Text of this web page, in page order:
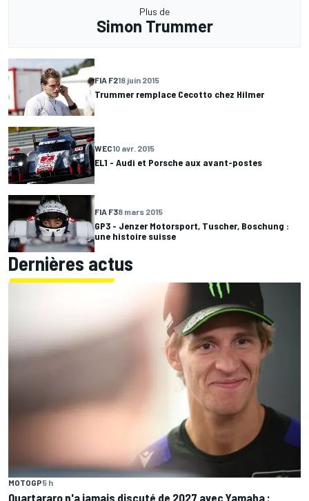
Plus de
Simon Trummer
FIA F218 juin 2015
Trummer remplace Cecotto chez Hilmer
WEC10 avr. 2015
EL1 - Audi et Porsche aux avant-postes
FIA F38 mars 2015
GP3 - Jenzer Motorsport, Tuscher, Boschung :
une histoire suisse
Dernières actus
MOTOGP5 h
Quartararo n'a jamais discuté de 2027 avec Yamaha :